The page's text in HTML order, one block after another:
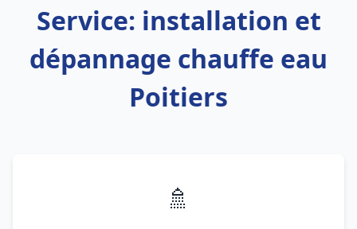
Service: installation et
dépannage chauffe eau
Poitiers
🚿